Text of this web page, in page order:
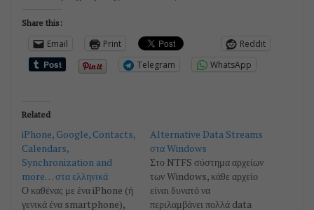
Share this:
Email Print
Reddit
Telegram
WhatsApp
Related
iPhone, Google, Contacts,
Calendars,
Synchronization and
more… στα ελληνικά
Ο καθένας με ένα iPhone (ή
γενικά ένα smartphone),
Alternative Data Streams
στα Windows
Στο NTFS σύστημα αρχείων
των Windows, κάθε αρχείο
είναι δυνατό να
περιλαμβάνει πολλά data